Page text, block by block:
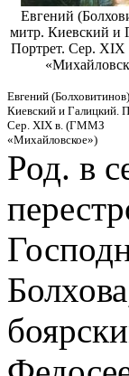
Евгений
митр. Киевский и
Портрет. Сер.
Евгений
Киевский и Галицкий.
Сер. XIX в. (ГММЗ
«Михайловское»)
Род. в